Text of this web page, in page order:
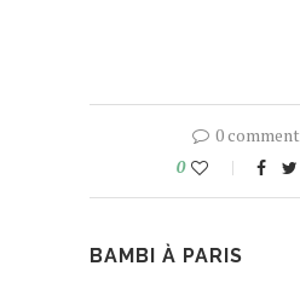
0 comment
0
BAMBI À PARIS